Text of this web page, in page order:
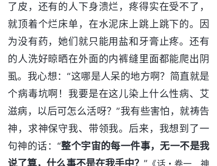
了皮，还有的人下身溃烂，疼得实在受不了，
就顶着个烂床单，在水泥床上跳上跳下的。因
为没有药，她们就只能用盐和牙膏止疼。还有
的人洗好晾晒在外面的内裤缝里面都能爬出阴
虱。我心想：“这哪是人呆的地方啊？简直就是
个病毒坑啊！我要是在这儿染上什么性病、艾
滋病，以后可怎么活呀？”我有些害怕，就祷告
神，求神保守我、带领我。后来，我想到了一
句神的话：“整个宇宙的每一件事，无一不是我
说了算，什么事不是在我手中？” 《话・卷一 神